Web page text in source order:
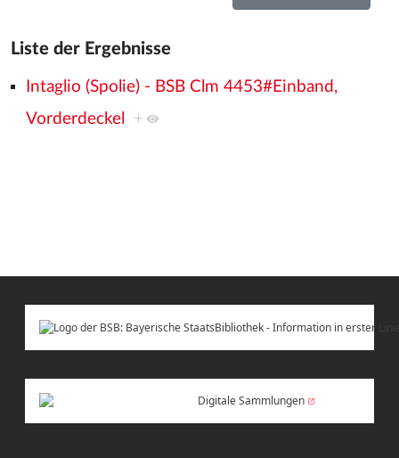
Liste der Ergebnisse
Intaglio (Spolie) - BSB Clm 4453#Einband,
Vorderdeckel
+
Digitale Sammlungen